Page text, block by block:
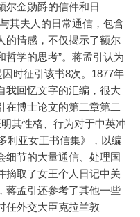
尔金勋爵的信件和日
其夫人的日常通信，包含
的情感，不仅揭示了额尔
学的思考”。蒋孟引认为
时征引该书8次。1877年
我回忆文字的汇编，很大
在博士论文的第二章第二
其性格、行为对于中英冲
利亚女王书信集》，以编
细节的大量通信、处理国
摘取了女王个人日记中关
蒋孟引还参考了其他一些
任外交大臣克拉兰敦